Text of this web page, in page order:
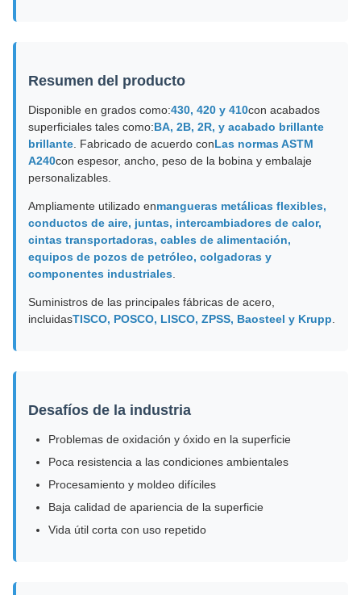
Resumen del producto
Disponible en grados como:430, 420 y 410con acabados
superficiales tales como:BA, 2B, 2R, y acabado brillante
brillante . Fabricado de acuerdo conLas normas ASTM
A240con espesor, ancho, peso de la bobina y embalaje
personalizables.
Ampliamente utilizado enmangueras metálicas flexibles,
conductos de aire, juntas, intercambiadores de calor,
cintas transportadoras, cables de alimentación,
equipos de pozos de petróleo, colgadoras y
componentes industriales
Suministros de las principales fábricas de acero,
incluidasTISCO, POSCO, LISCO, ZPSS, Baosteel y Krupp
Desafíos de la industria
Problemas de oxidación y óxido en la superficie
Poca resistencia a las condiciones ambientales
Procesamiento y moldeo difíciles
Baja calidad de apariencia de la superficie
Vida útil corta con uso repetido